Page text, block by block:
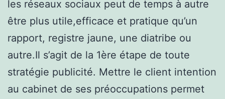
les réseaux sociaux peut de temps à autre
être plus utile,efficace et pratique qu’un
rapport, registre jaune, une diatribe ou
autre.Il s’agit de la 1ère étape de toute
stratégie publicité. Mettre le client intention
au cabinet de ses préoccupations permet